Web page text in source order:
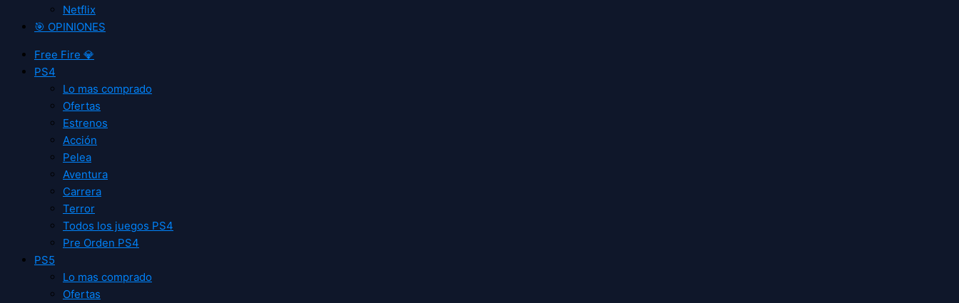
Netflix
🎯 OPINIONES
Free Fire 💎
PS4
Lo mas comprado
Ofertas
Estrenos
Acción
Pelea
Aventura
Carrera
Terror
Todos los juegos PS4
Pre Orden PS4
PS5
Lo mas comprado
Ofertas